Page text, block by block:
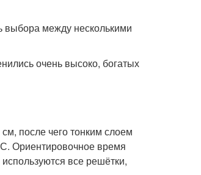
выбора между несколькими
очень высоко, богатых
после чего тонким слоем
Ориентировочное время
все решётки,